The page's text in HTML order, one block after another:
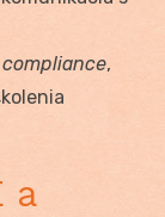
compliance,
a